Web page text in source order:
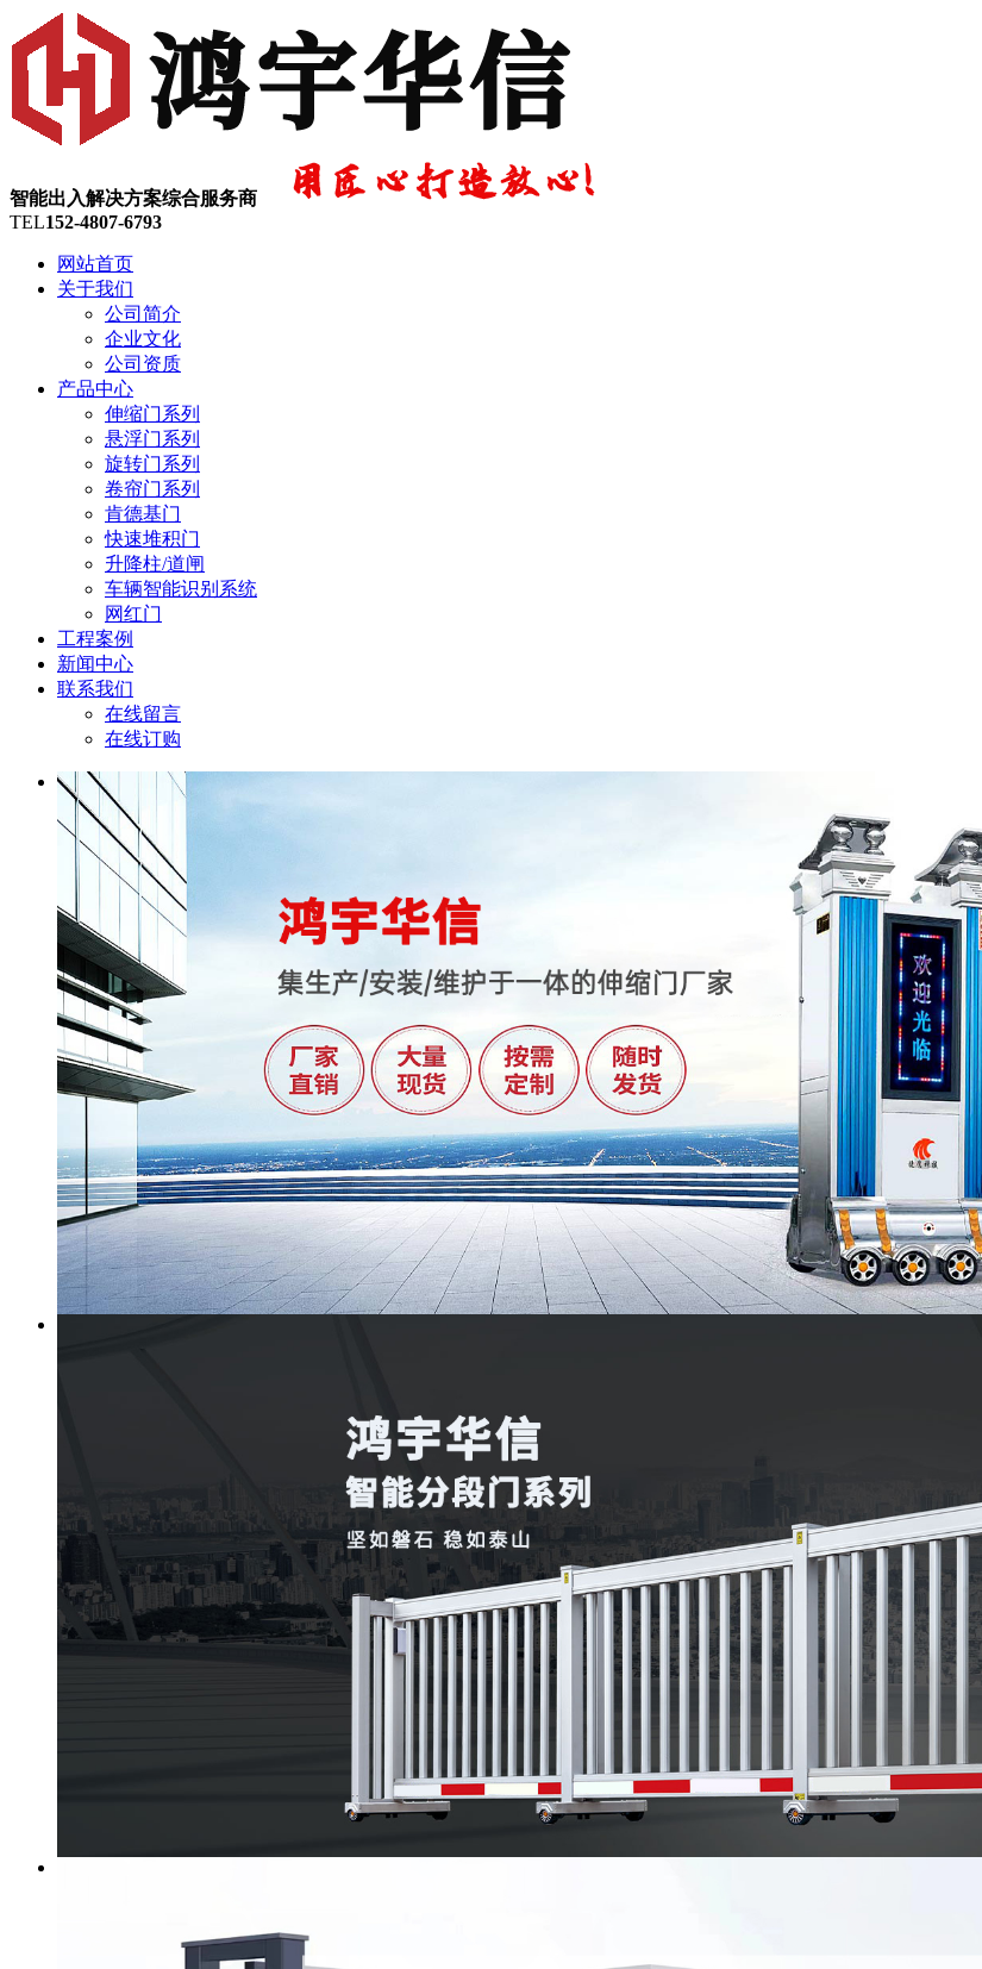
智能出入解决方案综合服务商
TEL152-4807-6793
网站首页
关于我们
公司简介
企业文化
公司资质
产品中心
伸缩门系列
悬浮门系列
旋转门系列
卷帘门系列
肯德基门
快速堆积门
升降柱/道闸
车辆智能识别系统
网红门
工程案例
新闻中心
联系我们
在线留言
在线订购